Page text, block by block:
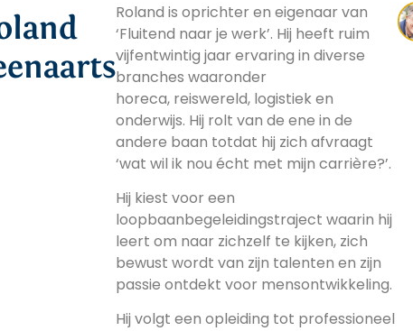
Roland is oprichter en eigenaar van
‘Fluitend naar je werk’. Hij heeft ruim
vijfentwintig jaar ervaring in diverse
branches waaronder
horeca, reiswereld, logistiek en
onderwijs. Hij rolt van de ene in de
andere baan totdat hij zich afvraagt
‘wat wil ik nou écht met mijn carrière?’.
Hij kiest voor een
loopbaanbegeleidingstraject waarin hij
leert om naar zichzelf te kijken, zich
bewust wordt van zijn talenten en zijn
passie ontdekt voor mensontwikkeling.
Hij volgt een opleiding tot professioneel